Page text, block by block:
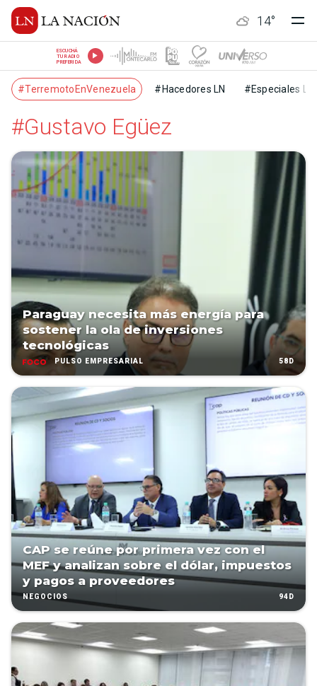
14°
ESCUCHÁ
TU RADIO
PREFERIDA
#TerremotoEnVenezuela #Hacedores LN #Especiales LN
#Gustavo Egüez
Paraguay necesita más energía para
sostener la ola de inversiones
tecnológicas
PULSO EMPRESARIAL 58D
CAP se reúne por primera vez con el
MEF y analizan sobre el dólar, impuestos
y pagos a proveedores
NEGOCIOS 94D